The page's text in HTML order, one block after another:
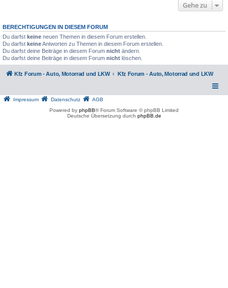
Gehe zu
BERECHTIGUNGEN IN DIESEM FORUM
Du darfst keine neuen Themen in diesem Forum erstellen.
Du darfst keineAntworten zu Themen in diesem Forum erstellen.
Du darfst deine Beiträge in diesem Forum nicht ändern.
Du darfst deine Beiträge in diesem Forum nicht löschen.
Kfz Forum - Auto, Motorrad und LKW Kfz Forum - Auto, Motorrad und LKW
Impressum Datenschutz
AGB
Powered by phpBB® Forum Software © phpBB Limited
Deutsche Übersetzung durch phpBB.de